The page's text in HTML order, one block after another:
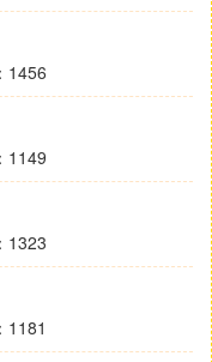
1456
1149
1323
1181